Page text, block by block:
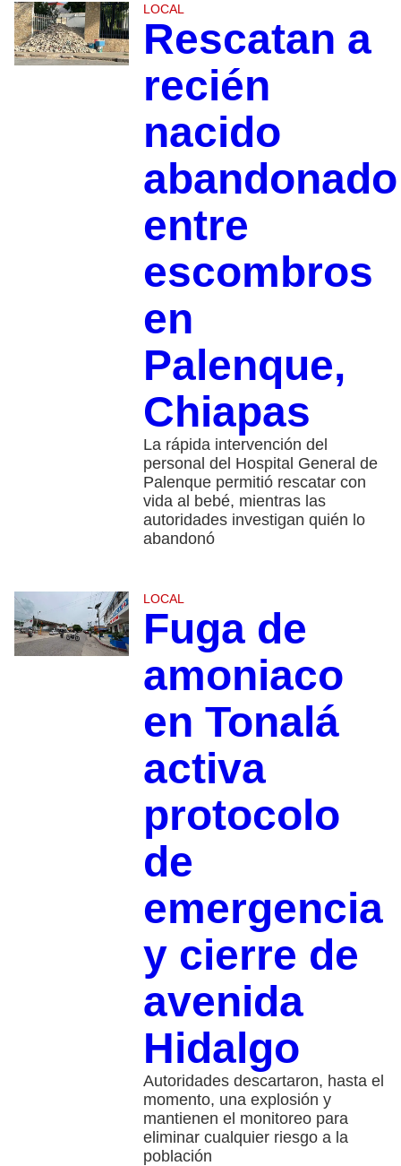
LOCAL
Rescatan a
recién
nacido
abandonado
entre
escombros
en
Palenque,
Chiapas
La rápida intervención del
personal del Hospital General de
Palenque permitió rescatar con
vida al bebé, mientras las
autoridades investigan quién lo
abandonó
LOCAL
Fuga de
amoniaco
en Tonalá
activa
protocolo
de
emergencia
y cierre de
avenida
Hidalgo
Autoridades descartaron, hasta el
momento, una explosión y
mantienen el monitoreo para
eliminar cualquier riesgo a la
población